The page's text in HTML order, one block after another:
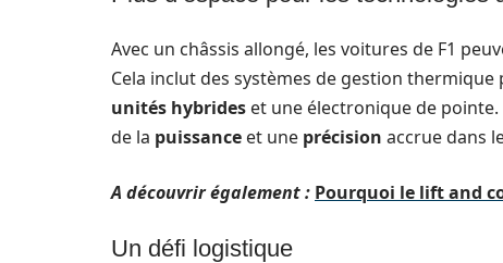
Avec un châssis allongé, les voitures de F1
Cela inclut des systèmes de gestion
unités hybrides et une électronique de
de la puissance et une précision accrue dans
A découvrir également : Pourquoi le lift and
Un défi logistique